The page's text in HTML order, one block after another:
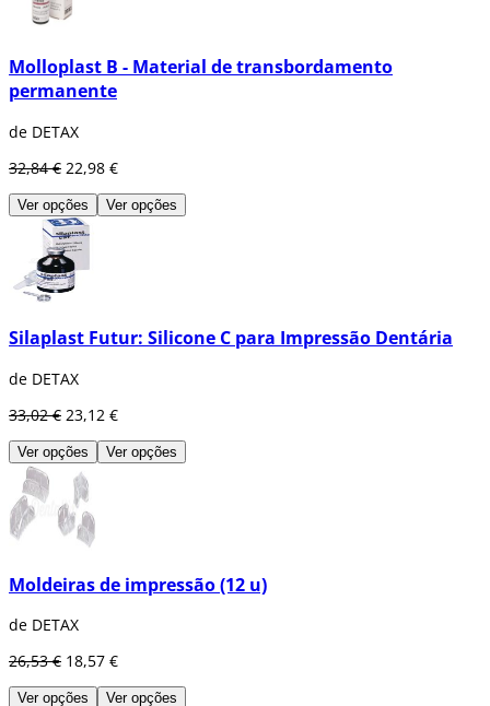
Molloplast B - Material de transbordamento
permanente
de DETAX
32,84 € 22,98 €
Ver opções Ver opções
Silaplast Futur: Silicone C para Impressão Dentária
de DETAX
33,02 € 23,12 €
Ver opções Ver opções
Moldeiras de impressão (12 u)
de DETAX
26,53 € 18,57 €
Ver opções Ver opções